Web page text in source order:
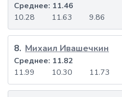
10.28 11.63 9.86
Среднее: 11.46
8. Михаил Ивашечкин
11.99 10.30 11.73
Среднее: 11.82